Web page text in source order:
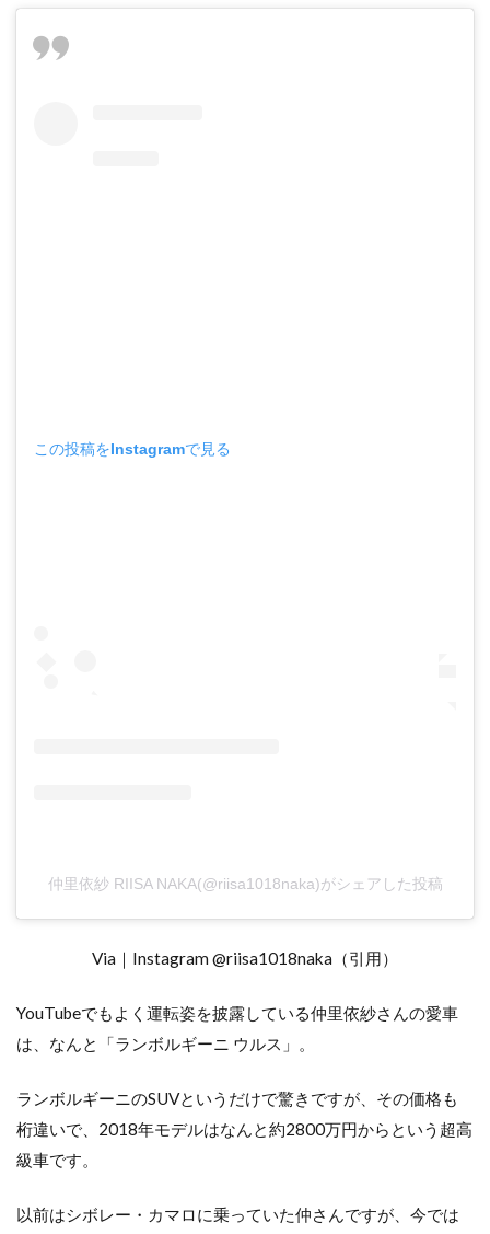
この投稿をInstagramで見る
仲里依紗 RIISA NAKA(@riisa1018naka)がシェアした投稿
Via｜Instagram @riisa1018naka（引用）
YouTubeでもよく運転姿を披露している仲里依紗さんの愛車
は、なんと「ランボルギーニ ウルス」。
ランボルギーニのSUVというだけで驚きですが、その価格も
桁違いで、2018年モデルはなんと約2800万円からという超高
級車です。
以前はシボレー・カマロに乗っていた仲さんですが、今では